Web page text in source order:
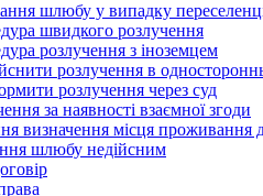
шлюбу у випадку
швидкого розлучення
розлучення з іноземцем
розлучення в
розлучення через суд
за наявності взаємної згоди
визначення місця проживання
шлюбу недійсним